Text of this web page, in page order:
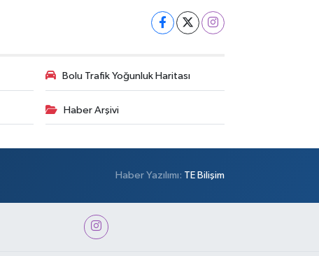
Bolu Trafik Yoğunluk Haritası
Haber Arşivi
Haber Yazılımı: TE Bilişim